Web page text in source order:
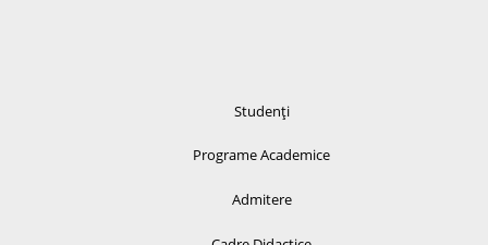
Studenți
Programe Academice
Admitere